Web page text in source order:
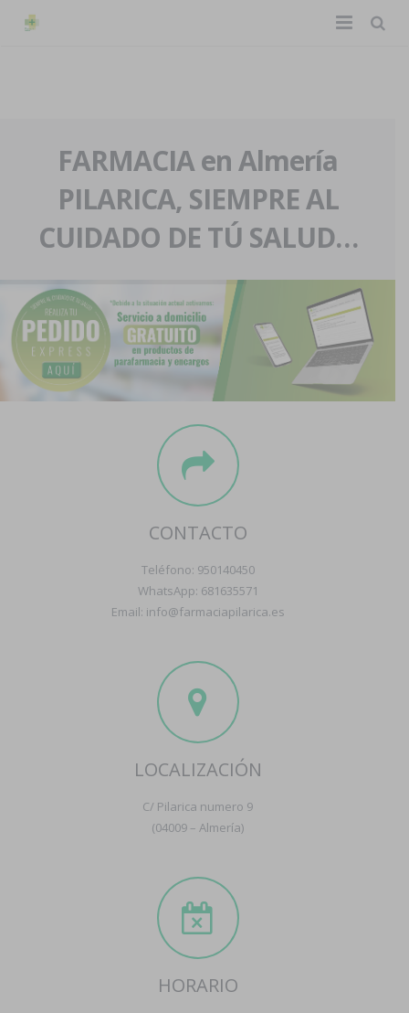
La farmacia
Nuestra historia
Nuestro equipo
Eventos
Servicios y reservas
Pedidos express
Blog
Contacto
Boletín
FARMACIA en Almería
PILARICA, SIEMPRE AL
CUIDADO DE TÚ SALUD…
CONTACTO
Teléfono: 950140450
WhatsApp: 681635571
Email: info@farmaciapilarica.es
LOCALIZACIÓN
C/ Pilarica numero 9
(04009 – Almería)
HORARIO